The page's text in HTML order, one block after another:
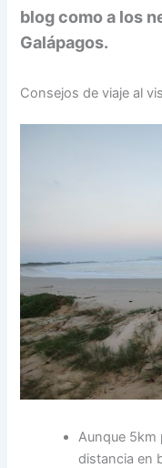
blog como a los
Galápagos.
Consejos de viaje al
Aunque 5km
distancia en